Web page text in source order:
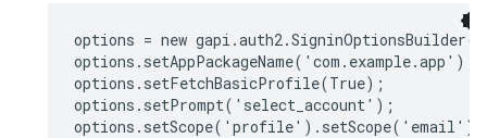
options = new
options.setAppPackageName('com.example.app');
options.setFetchBasicProfile(True);
options.setPrompt('select_account');
options.setScope('profile').setScope('email');